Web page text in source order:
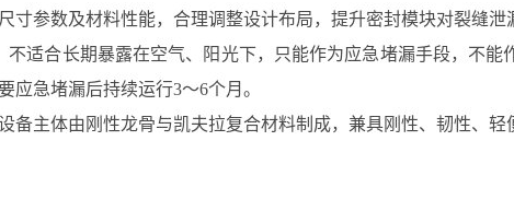
寸参数及材料性能，合理调整设计布局，提升密封模块对裂缝泄
不适合长期暴露在空气、阳光下，只能作为应急堵漏手段，不
应急堵漏后持续运行3～6个月。
备主体由刚性龙骨与凯夫拉复合材料制成，兼具刚性、韧性、